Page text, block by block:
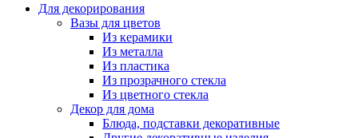
Для декорирования
Вазы для цветов
Из керамики
Из металла
Из пластика
Из прозрачного стекла
Из цветного стекла
Декор для дома
Блюда, подставки декоративные